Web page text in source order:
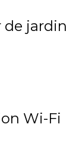
de jardin
Wi-Fi